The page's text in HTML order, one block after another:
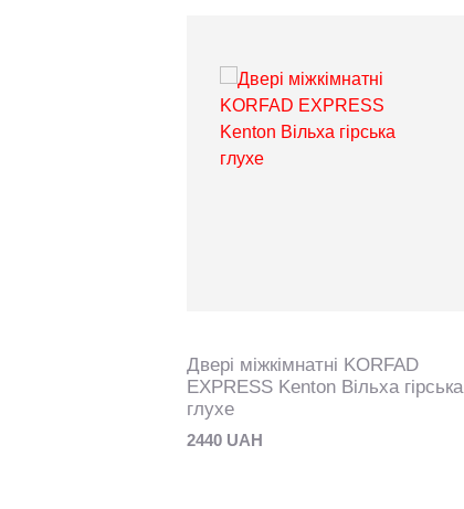
Двері міжкімнатні KORFAD
EXPRESS Kenton Вільха гірська
глухе
2440 UAH